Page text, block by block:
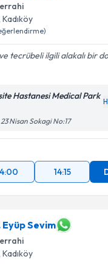
Kadıköy
tecrübeli ilgili alakalı bir
Hastanesi Medical Park
Nisan Sokagi No:17
14:15
Eyüp Sevim
Kadıköy